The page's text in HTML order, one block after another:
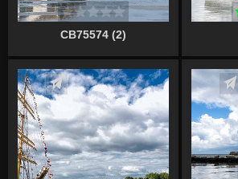
CB75574 (2)
Écrire un commentaire